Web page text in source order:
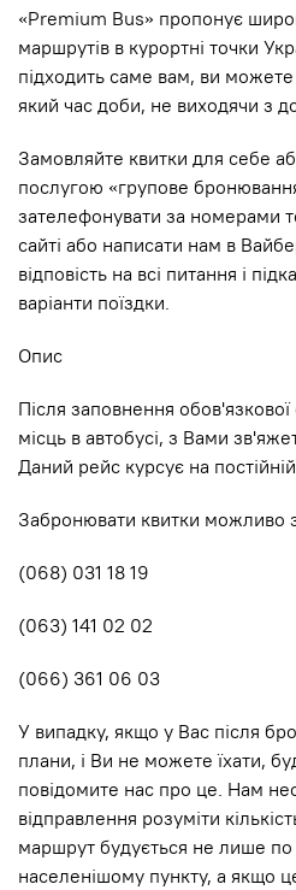
«Premium Bus» пропонує
маршрутів в курортні точки
підходить саме вам, ви
який час доби, не виходячи з
Замовляйте квитки для себе
послугою «групове
зателефонувати за номерами
сайті або написати нам в
відповість на всі питання і
варіанти поїздки.
Опис
Після заповнення
місць в автобусі, з Вами
Даний рейс курсує на
Забронювати квитки можливо
(068) 031 18 19
(063) 141 02 02
(066) 361 06 03
У випадку, якщо у Вас після
плани, і Ви не можете їхати,
повідомите нас про це. Нам
відправлення розуміти
маршрут будується не лише
населенішому пункту, а якщо